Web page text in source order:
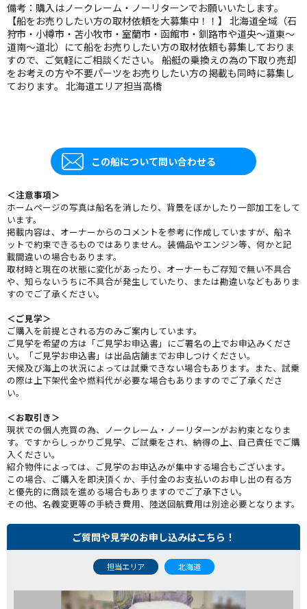
備考：購入はノークレーム・ノーリターンでお願いいたします。
【船をお売りしたい方の取材依頼を大募集中！！】 北海道全域（石
狩市・小樽市・苫小牧市・室蘭市・函館市・釧路市や道央～道東～
道南～道北）にて船をお売りしたい方の取材依頼も募集しておりま
すので、ご気軽にご相談ください。 船艇の乗換えの為の下取り売却
をお考えの方や不要パーツをお売りしたい方の掲載も同時に募集し
ております。 北海道エリア担当高橋
この船について問い合わせる
＜注意事項＞
ホームページの写真は船名を消したり、背景をぼかしたり一部加工をして
います。
掲載内容は、オーナーからのコメントを参考に作成していますが、船ネ
ットで約束できるものではありません。装備品やエンジン等、何かと記
載間違いの場合もあります。
取材時と現在の状態に変化があったり、オーナーもご存知で無い不具合
や、知らないうちに不具合が発生していたり、または勘違いなどもありま
すのでご了承ください。
＜ご見学＞
ご購入を前提とされる方のみご案内しています。
ご見学を希望の方は「ご見学お申込書」にご署名の上でお申込みくださ
い。「ご見学お申込書」は出品店舗までお申しつけください。
天候及び海上の状況によっては試乗できない場合もあります。また、試乗
の際は上下架代金や燃料代が必要な場合もありますのでご了承くださ
い。
＜お取引き＞
現状での個人売買の為、ノークレーム・ノーリターンがお約束となりま
す。ですからしっかりご見学、ご試乗をされ、納得の上、自己責任でご購
入ください。
紹介物件によっては、ご見学のお申込みが集中する場合もございます。
この場合、ご購入を即決頂くか、手付金のお支払いのお申し出の有る方
と優先的に商談を進める場合もありますのでご了承下さい。
その他、名義変更等の手続き費用、陸送回航費用は別途必要となります。
ご質問や見学のお申し込みはこちら！
担当エリア 北海道